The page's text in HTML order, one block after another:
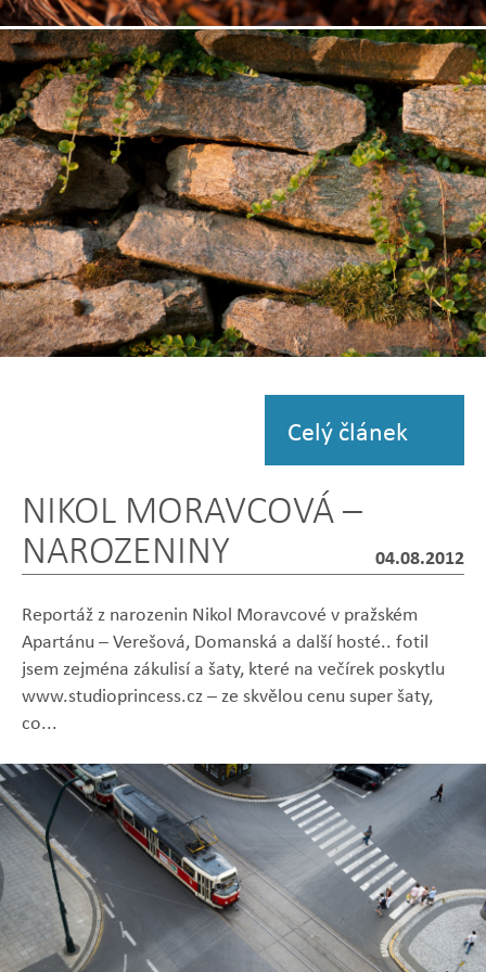
Zobrazit
fotografii
Zobrazit
fotografii
Zobrazit
fotografii
Zobrazit
fotografii
Zobrazit
Zobrazit
Celý článek
NIKOL MORAVCOVÁ –
NAROZENINY
04.08.2012
Reportáž z narozenin Nikol Moravcové v pražském
Apartánu – Verešová, Domanská a další hosté.. fotil
jsem zejména zákulisí a šaty, které na večírek poskytlu
www.studioprincess.cz – ze skvělou cenu super šaty,
co...